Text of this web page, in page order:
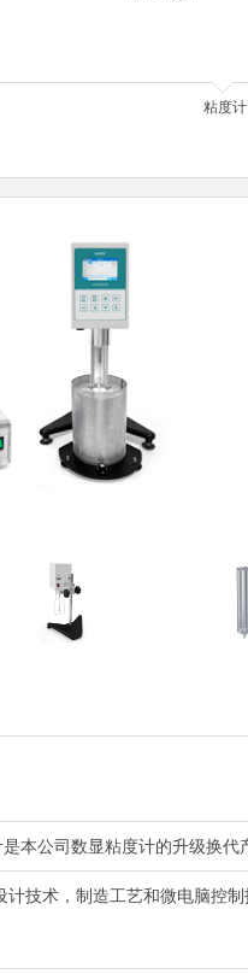
粘度计
是本公司数显粘度计的升级换代
技术，制造工艺和微电脑控